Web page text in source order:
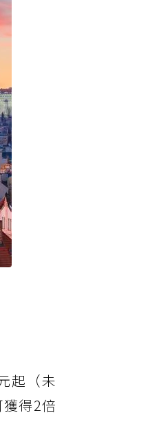
起（未
得2倍